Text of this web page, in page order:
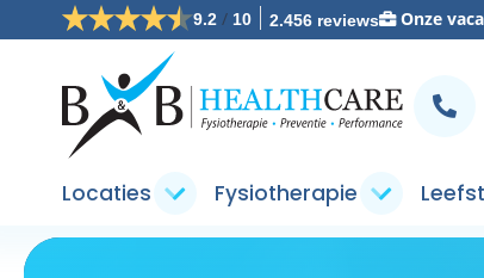
9.2 / 10 2.456 reviews Onze
Locaties Fysiotherapie